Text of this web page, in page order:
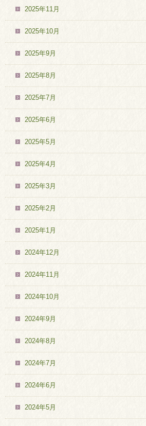
2025年11月
2025年10月
2025年9月
2025年8月
2025年7月
2025年6月
2025年5月
2025年4月
2025年3月
2025年2月
2025年1月
2024年12月
2024年11月
2024年10月
2024年9月
2024年8月
2024年7月
2024年6月
2024年5月